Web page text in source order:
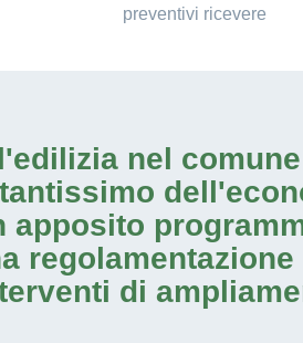
preventivi ricevere
nel
apposito
di